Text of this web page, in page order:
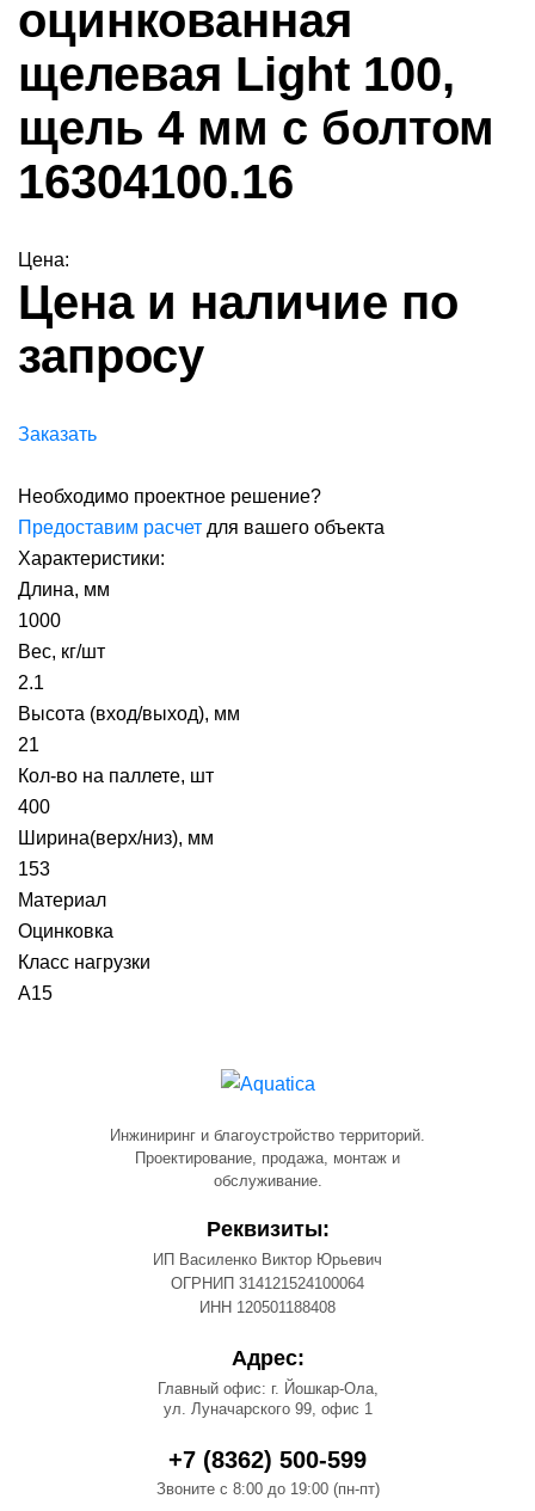
оцинкованная
щелевая Light 100,
щель 4 мм с болтом
16304100.16
Цена:
Цена и наличие по
запросу
Заказать
Необходимо проектное решение?
Предоставим расчет для вашего объекта
Характеристики:
Длина, мм
1000
Вес, кг/шт
2.1
Высота (вход/выход), мм
21
Кол-во на паллете, шт
400
Ширина(верх/низ), мм
153
Материал
Оцинковка
Класс нагрузки
А15
Инжиниринг и благоустройство территорий.
Проектирование, продажа, монтаж и
обслуживание.
Реквизиты:
ИП Василенко Виктор Юрьевич
ОГРНИП 314121524100064
ИНН 120501188408
Адрес:
Главный офис: г. Йошкар-Ола,
ул. Луначарского 99, офис 1
+7 (8362) 500-599
Звоните с 8:00 до 19:00 (пн-пт)